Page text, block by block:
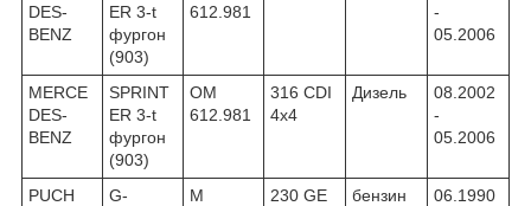
DES-
BENZ
ER 3-t
фургон
(903)
612.981
-
05.2006
MERCE
DES-
BENZ
SPRINT
ER 3-t
фургон
(903)
OM
612.981
316 CDI
4x4
Дизель
08.2002
-
05.2006
PUCH
G-
M
230 GE бензин
06.1990